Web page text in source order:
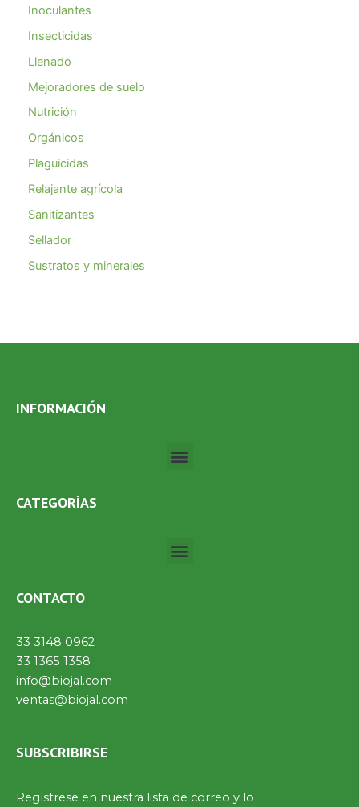
Inoculantes
Insecticidas
Llenado
Mejoradores de suelo
Nutrición
Orgánicos
Plaguicidas
Relajante agrícola
Sanitizantes
Sellador
Sustratos y minerales
INFORMACIÓN
Menú
CATEGORÍAS
Menú
CONTACTO
33 3148 0962
33 1365 1358
info@biojal.com
ventas@biojal.com
SUBSCRIBIRSE
Regístrese en nuestra lista de correo y lo